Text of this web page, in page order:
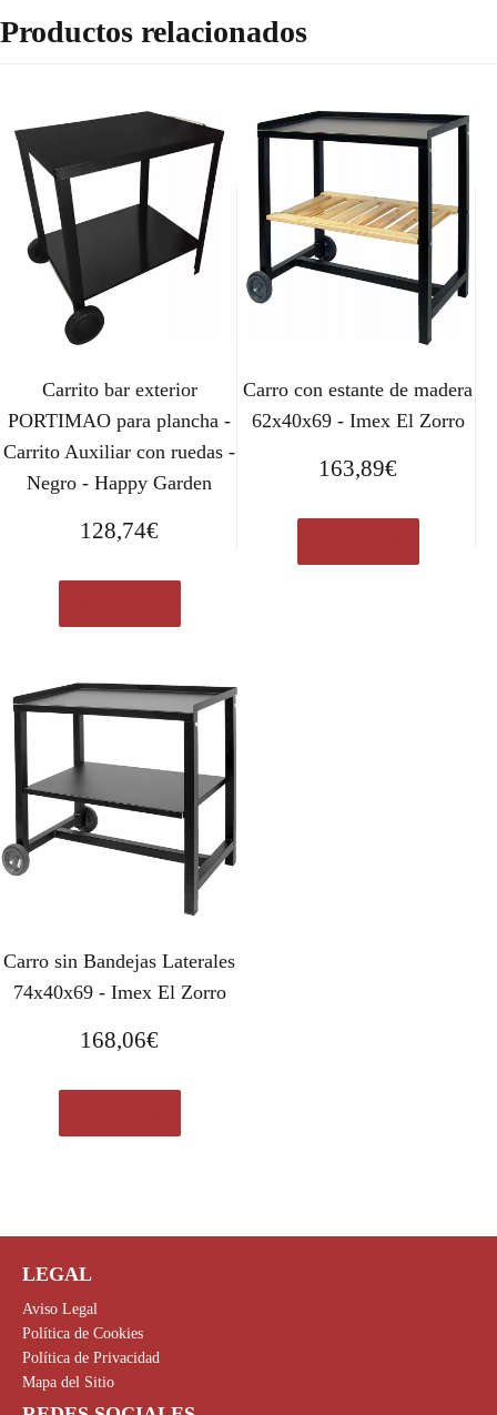
Productos relacionados
Carrito bar exterior
PORTIMAO para plancha -
Carrito Auxiliar con ruedas -
Negro - Happy Garden
128,74€
Carro con estante de madera
62x40x69 - Imex El Zorro
163,89€
Carro sin Bandejas Laterales
74x40x69 - Imex El Zorro
168,06€
LEGAL
Aviso Legal
Política de Cookies
Política de Privacidad
Mapa del Sitio